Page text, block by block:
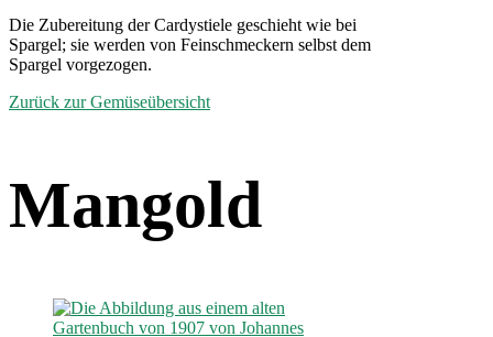
Die Zubereitung der Cardystiele geschieht wie bei
Spargel; sie werden von Feinschmeckern selbst dem
Spargel vorgezogen.
Zurück zur Gemüseübersicht
Mangold